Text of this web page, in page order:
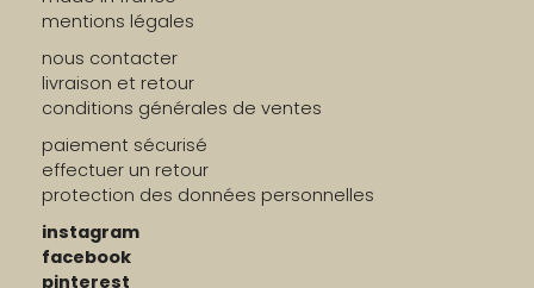
mentions légales
nous contacter
livraison et retour
conditions générales de ventes
paiement sécurisé
effectuer un retour
protection des données personnelles
instagram
facebook
pinterest